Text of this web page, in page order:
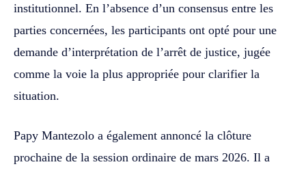
institutionnel. En l’absence d’un consensus entre les
parties concernées, les participants ont opté pour une
demande d’interprétation de l’arrêt de justice, jugée
comme la voie la plus appropriée pour clarifier la
situation.
Papy Mantezolo a également annoncé la clôture
prochaine de la session ordinaire de mars 2026. Il a